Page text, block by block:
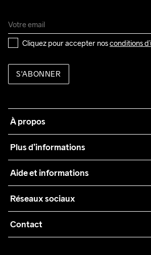
Cliquez pour accepter nos conditions
S'ABONNER
À propos
Plus d’informations
Teamwear
Durabilité
Collaborations
Aide et informations
Conditions générales
Retours
Réseaux sociaux
Contact